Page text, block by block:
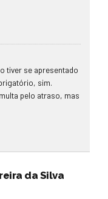
tiver se apresentado
sim.
pelo atraso, mas
da Silva